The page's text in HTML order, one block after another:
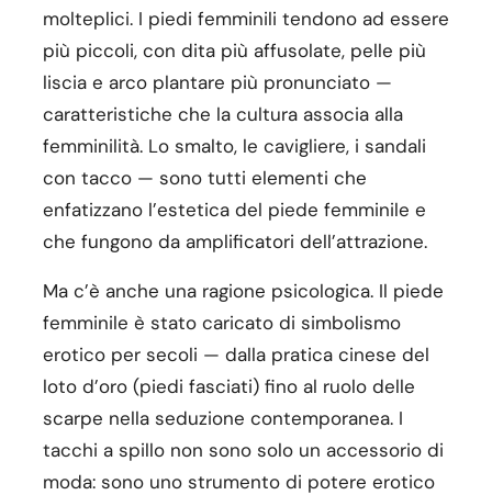
molteplici. I piedi femminili tendono ad essere
più piccoli, con dita più affusolate, pelle più
liscia e arco plantare più pronunciato —
caratteristiche che la cultura associa alla
femminilità. Lo smalto, le cavigliere, i sandali
con tacco — sono tutti elementi che
enfatizzano l’estetica del piede femminile e
che fungono da amplificatori dell’attrazione.
Ma c’è anche una ragione psicologica. Il piede
femminile è stato caricato di simbolismo
erotico per secoli — dalla pratica cinese del
loto d’oro (piedi fasciati) fino al ruolo delle
scarpe nella seduzione contemporanea. I
tacchi a spillo non sono solo un accessorio di
moda: sono uno strumento di potere erotico